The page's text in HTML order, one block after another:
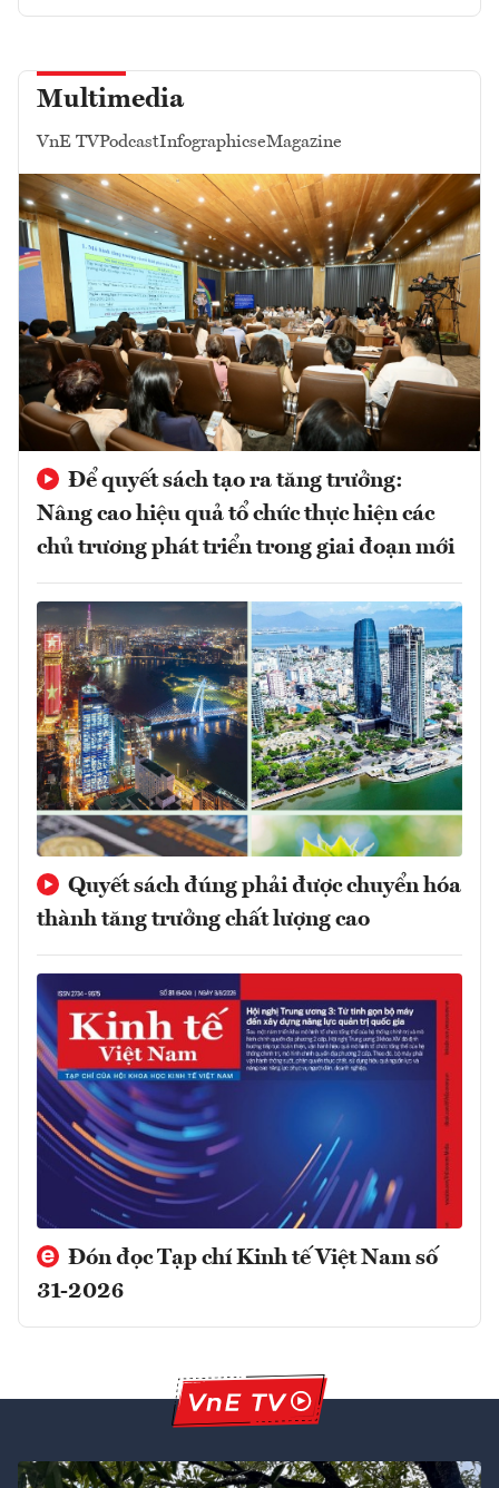
Multimedia
VnE TVPodcastInfographicseMagazine
Để quyết sách tạo ra tăng trưởng:
Nâng cao hiệu quả tổ chức thực hiện các
chủ trương phát triển trong giai đoạn mới
Quyết sách đúng phải được chuyển hóa
thành tăng trưởng chất lượng cao
Đón đọc Tạp chí Kinh tế Việt Nam số
31-2026